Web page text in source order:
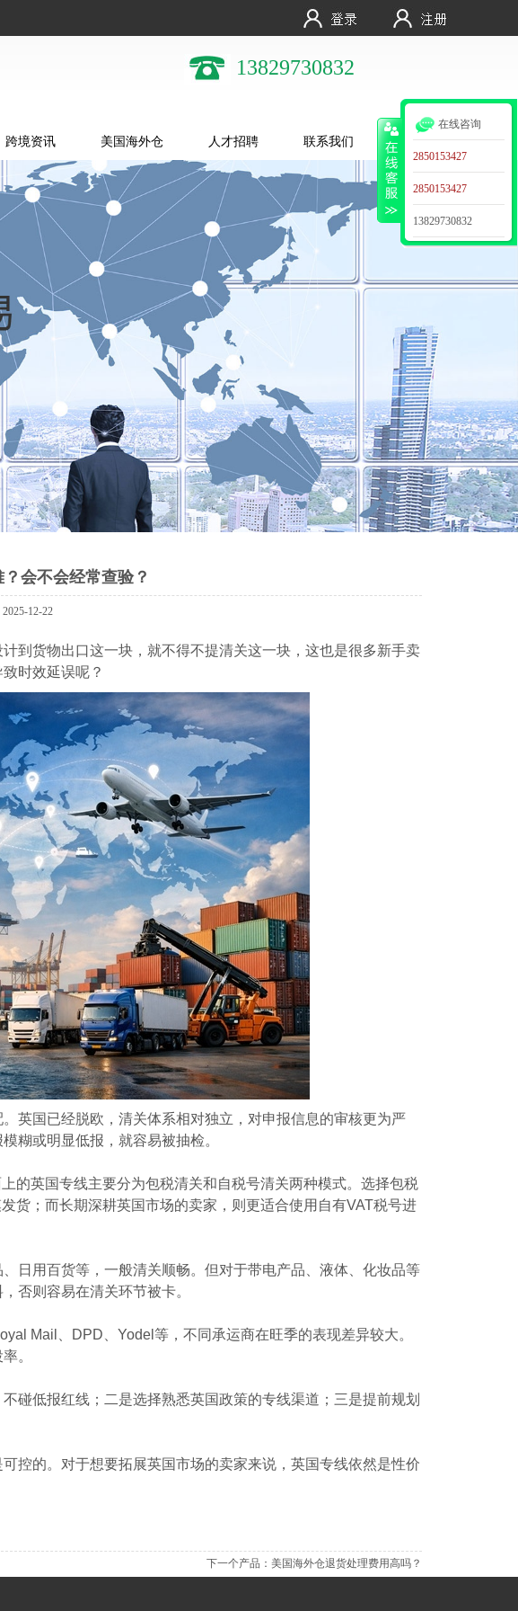
13829730832
跨境资讯 美国海外仓 人才招聘 联系我们
会不会经常查验？
12-22
到货物出口这一块，就不得不提清关这一块，这也是很多新手卖
时效延误呢？
英国已经脱欧，清关体系相对独立，对申报信息的审核更为严
糊或明显低报，就容易被抽检。
的英国专线主要分为包税清关和自税号清关两种模式。选择包税
货；而长期深耕英国市场的卖家，则更适合使用自有VAT税号进
日用百货等，一般清关顺畅。但对于带电产品、液体、化妆品等
否则容易在清关环节被卡。
Mail、DPD、Yodel等，不同承运商在旺季的表现差异较大。
。
碰低报红线；二是选择熟悉英国政策的专线渠道；三是提前规划
控的。对于想要拓展英国市场的卖家来说，英国专线依然是性价
下一个产品： 美国海外仓退货处理费用高吗？
在线咨询
2850153427
2850153427
13829730832